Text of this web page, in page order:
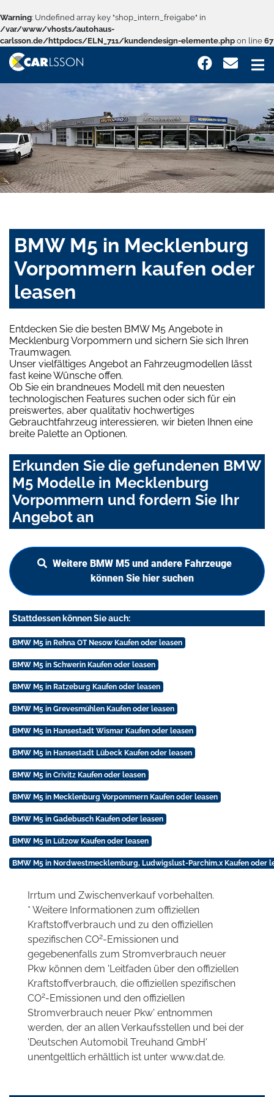
Warning: Undefined array key "shop_intern_freigabe" in
/var/www/vhosts/autohaus-
carlsson.de/httpdocs/ELN_711/kundendesign-elemente.php on line 67
BMW M5 in Mecklenburg
Vorpommern kaufen oder
leasen
Entdecken Sie die besten BMW M5 Angebote in
Mecklenburg Vorpommern und sichern Sie sich Ihren
Traumwagen.
Unser vielfältiges Angebot an Fahrzeugmodellen lässt
fast keine Wünsche offen.
Ob Sie ein brandneues Modell mit den neuesten
technologischen Features suchen oder sich für ein
preiswertes, aber qualitativ hochwertiges
Gebrauchtfahrzeug interessieren, wir bieten Ihnen eine
breite Palette an Optionen.
Erkunden Sie die gefundenen BMW
M5 Modelle in Mecklenburg
Vorpommern und fordern Sie Ihr
Angebot an
Weitere BMW M5 und andere Fahrzeuge
können Sie hier suchen
Stattdessen können Sie auch:
BMW M5 in Rehna OT Nesow Kaufen oder leasen
BMW M5 in Schwerin Kaufen oder leasen
BMW M5 in Ratzeburg Kaufen oder leasen
BMW M5 in Grevesmühlen Kaufen oder leasen
BMW M5 in Hansestadt Wismar Kaufen oder leasen
BMW M5 in Hansestadt Lübeck Kaufen oder leasen
BMW M5 in Crivitz Kaufen oder leasen
BMW M5 in Mecklenburg Vorpommern Kaufen oder leasen
BMW M5 in Gadebusch Kaufen oder leasen
BMW M5 in Lützow Kaufen oder leasen
BMW M5 in Nordwestmecklemburg, Ludwigslust-Parchim,x Kaufen oder
Irrtum und Zwischenverkauf vorbehalten.
* Weitere Informationen zum offiziellen
Kraftstoffverbrauch und zu den offiziellen
spezifischen CO2-Emissionen und
gegebenenfalls zum Stromverbrauch neuer
Pkw können dem 'Leitfaden über den offiziellen
Kraftstoffverbrauch, die offiziellen spezifischen
CO2-Emissionen und den offiziellen
Stromverbrauch neuer Pkw' entnommen
werden, der an allen Verkaufsstellen und bei der
'Deutschen Automobil Treuhand GmbH'
unentgeltlich erhältlich ist unter www.dat.de.